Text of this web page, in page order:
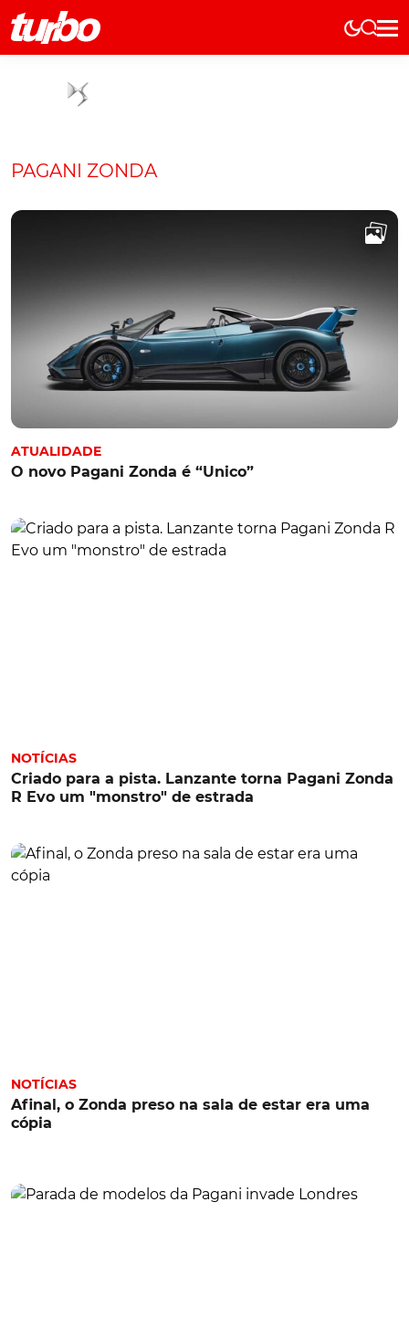
Elétricos
Comerciais
Curiosidades
Testes
PAGANI ZONDA
ATUALIDADE
O novo Pagani Zonda é “Unico”
NOTÍCIAS
Criado para a pista. Lanzante torna Pagani Zonda
R Evo um "monstro" de estrada
NOTÍCIAS
Afinal, o Zonda preso na sala de estar era uma
cópia